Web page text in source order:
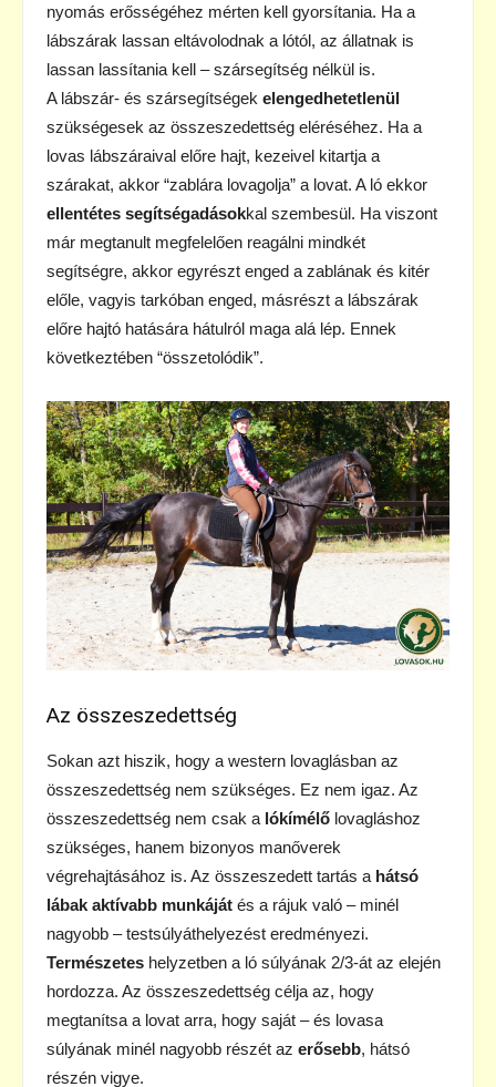
nyomás erősségéhez mérten kell gyorsítania. Ha a
lábszárak lassan eltávolodnak a lótól, az állatnak is
lassan lassítania kell – szársegítség nélkül is.
A lábszár- és szársegítségek elengedhetetlenül
szükségesek az összeszedettség eléréséhez. Ha a
lovas lábszáraival előre hajt, kezeivel kitartja a
szárakat, akkor “zablára lovagolja” a lovat. A ló ekkor
ellentétes segítségadásokkal szembesül. Ha viszont
már megtanult megfelelően reagálni mindkét
segítségre, akkor egyrészt enged a zablának és kitér
előle, vagyis tarkóban enged, másrészt a lábszárak
előre hajtó hatására hátulról maga alá lép. Ennek
következtében “összetolódik”.
Az összeszedettség
Sokan azt hiszik, hogy a western lovaglásban az
összeszedettség nem szükséges. Ez nem igaz. Az
összeszedettség nem csak a lókímélő lovagláshoz
szükséges, hanem bizonyos manőverek
végrehajtásához is. Az összeszedett tartás a hátsó
lábak aktívabb munkáját és a rájuk való – minél
nagyobb – testsúlyáthelyezést eredményezi.
Természetes helyzetben a ló súlyának 2/3-át az elején
hordozza. Az összeszedettség célja az, hogy
megtanítsa a lovat arra, hogy saját – és lovasa
súlyának minél nagyobb részét az erősebb, hátsó
részén vigye.